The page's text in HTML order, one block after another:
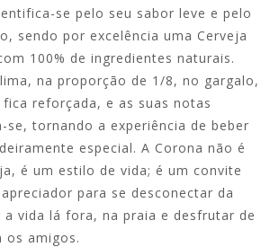
se pelo seu sabor leve e pelo
sendo por excelência uma Cerveja
100% de ingredientes naturais.
na proporção de 1/8, no gargalo,
reforçada, e as suas notas
se, tornando a experiência de beber
especial. A Corona não é
é um estilo de vida; é um convite
para se desconectar da
vida lá fora, na praia e desfrutar de
os amigos.